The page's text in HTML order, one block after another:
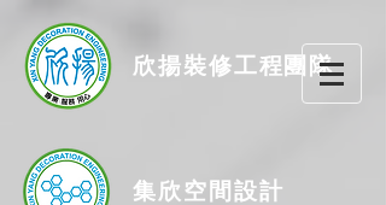
欣揚裝修工程團隊
集欣空間設計